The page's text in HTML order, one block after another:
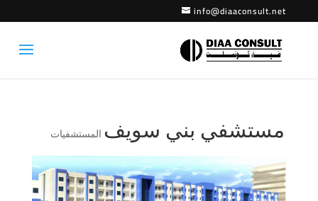
info@diaaconsult.net
مستشفي بني سويف المستشفيات